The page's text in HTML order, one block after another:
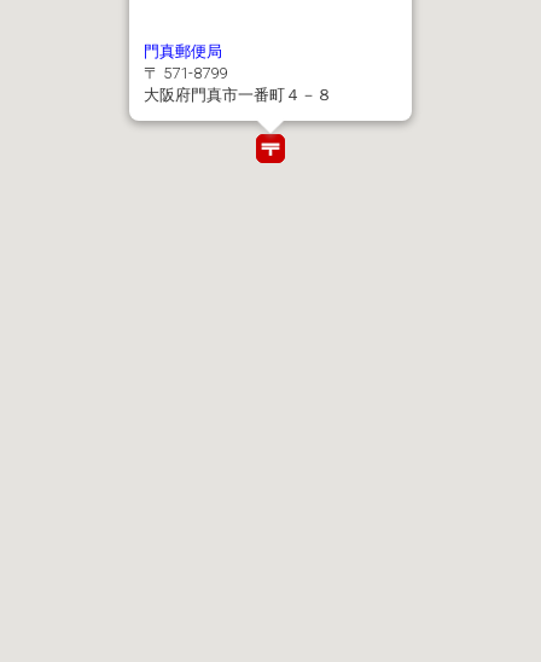
門真郵便局
〒 571-8799
大阪府門真市一番町４－８